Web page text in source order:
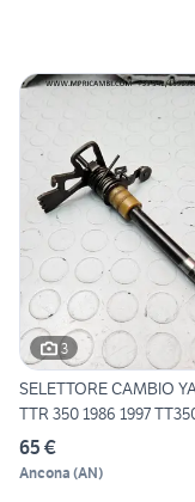
3
SELETTORE CAMBIO
TTR 350 1986 1997
65 €
Ancona (AN)